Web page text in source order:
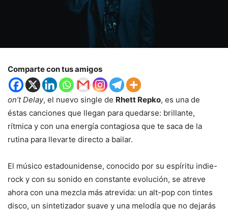
Comparte con tus amigos
on’t Delay, el nuevo single de Rhett Repko, es una de
éstas canciones que llegan para quedarse: brillante,
rítmica y con una energía contagiosa que te saca de la
rutina para llevarte directo a bailar.
El músico estadounidense, conocido por su espíritu indie-
rock y con su sonido en constante evolución, se atreve
ahora con una mezcla más atrevida: un alt-pop con tintes
disco, un sintetizador suave y una melodía que no dejarás